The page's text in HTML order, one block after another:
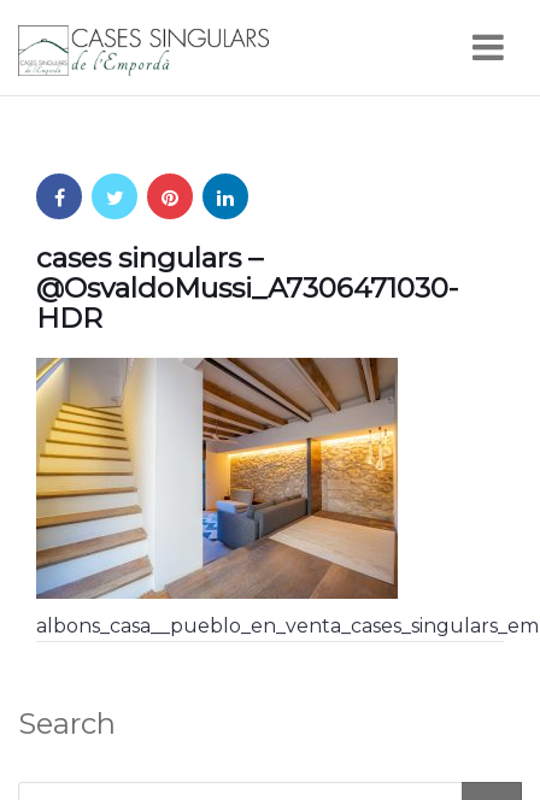
cases singulars –
@OsvaldoMussi_A7306471030-
HDR
Search